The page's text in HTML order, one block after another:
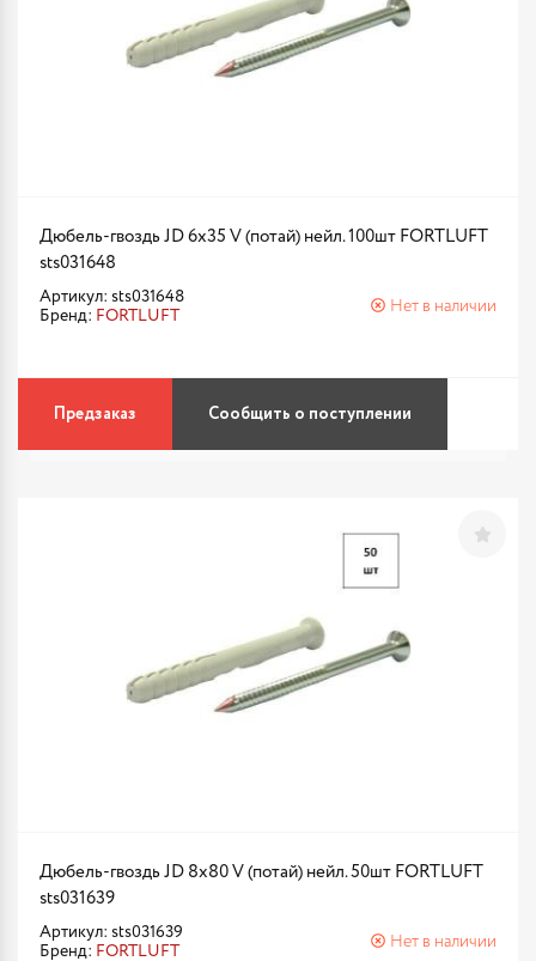
Дюбель-гвоздь JD 6х35 V (потай) нейл. 100шт FORTLUFT
sts031648
Артикул: sts031648
Бренд: FORTLUFT
Нет в наличии
Предзаказ Сообщить о поступлении
Дюбель-гвоздь JD 8х80 V (потай) нейл. 50шт FORTLUFT
sts031639
Артикул: sts031639
Бренд: FORTLUFT
Нет в наличии